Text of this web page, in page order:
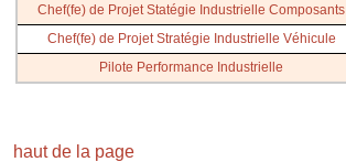
Chef(fe) de Projet Statégie Industrielle Composants
Chef(fe) de Projet Stratégie Industrielle Véhicule
Pilote Performance Industrielle
haut de la page